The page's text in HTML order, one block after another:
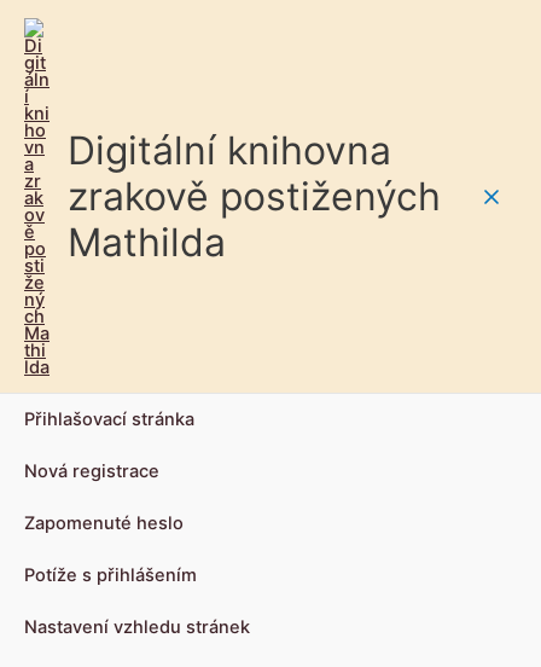
Digitální knihovna
zrakově postižených
Mathilda
Přihlašovací stránka
Nová registrace
Zapomenuté heslo
Potíže s přihlášením
Nastavení vzhledu stránek